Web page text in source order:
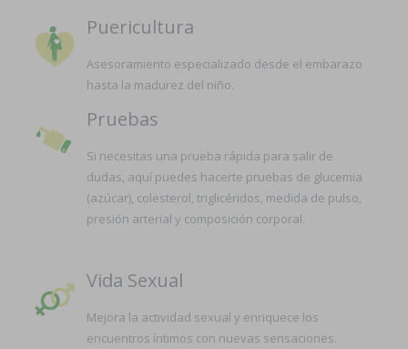
Puericultura
Asesoramiento especializado desde el embarazo
hasta la madurez del niño.
Pruebas
Si necesitas una prueba rápida para salir de
dudas, aquí puedes hacerte pruebas de glucemia
(azúcar), colesterol, triglicéridos, medida de pulso,
presión arterial y composición corporal.
Vida Sexual
Mejora la actividad sexual y enriquece los
encuentros íntimos con nuevas sensaciones.